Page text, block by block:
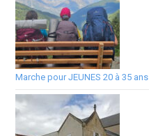
Marche pour JEUNES 20 à 35 ans